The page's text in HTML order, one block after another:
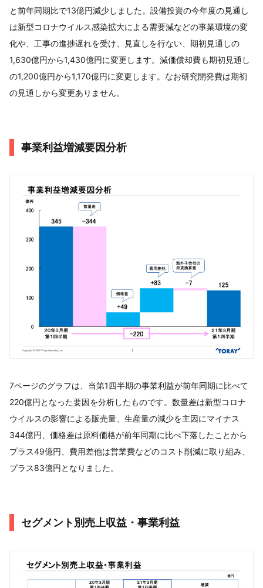
と前年同期比で13億円減少しました。設備投資の今年度の見通し
は新型コロナウイルス感染拡大による需要減などの事業環境の変
化や、工事の進捗遅れを受け、見直しを行ない、期初見通しの
1,630億円から1,430億円に変更します。減価償却費も期初見通し
の1,200億円から1,170億円に変更します。なお研究開発費は期初
の見通しから変更ありません。
事業利益増減要因分析
7ページのグラフは、当第1四半期の事業利益が前年同期に比べて
220億円となった要因を分析したものです。数量差は新型コロナ
ウイルスの影響による販売量、生産量の減少を主因にマイナス
344億円、価格差は原料価格が前年同期に比べ下落したことから
プラス49億円、費用差他は営業費などのコスト削減に取り組み、
プラス83億円となりました。
セグメント別売上収益・事業利益